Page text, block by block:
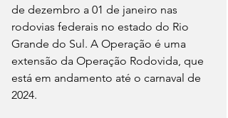
de dezembro a 01 de janeiro nas
rodovias federais no estado do Rio
Grande do Sul. A Operação é uma
extensão da Operação Rodovida, que
está em andamento até o carnaval de
2024.